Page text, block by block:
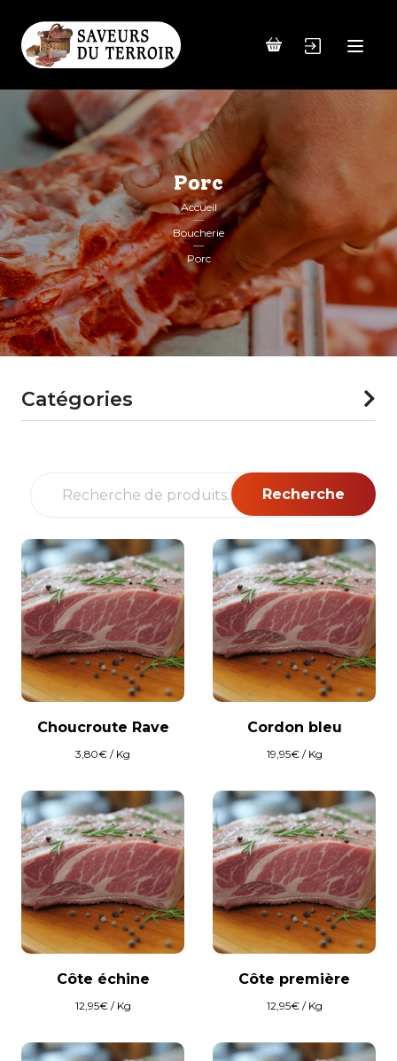
Porc
Accueil
Boucherie
Porc
Catégories
pour :
Recherche
Choucroute Rave
3,80€ / Kg
Cordon bleu
19,95€/ Kg
Côte échine
12,95€/ Kg
Côte première
12,95€/ Kg